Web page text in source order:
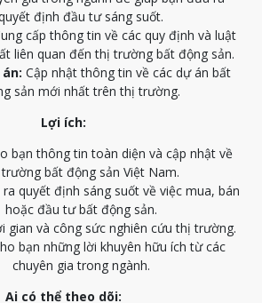
định đầu tư sáng suốt.
cấp thông tin về các quy định và luật
liên quan đến thị trường bất động sản.
Cập nhật thông tin về các dự án bất
sản mới nhất trên thị trường.
Lợi ích:
bạn thông tin toàn diện và cập nhật về
bất động sản Việt Nam.
quyết định sáng suốt về việc mua, bán
hoặc đầu tư bất động sản.
gian và công sức nghiên cứu thị trường.
bạn những lời khuyên hữu ích từ các
chuyên gia trong ngành.
Ai có thể theo dõi: